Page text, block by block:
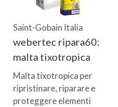
Saint-Gobain Italia
webertec ripara60:
malta tixotropica
Malta tixotropica per
ripristinare, riparare e
proteggere elementi